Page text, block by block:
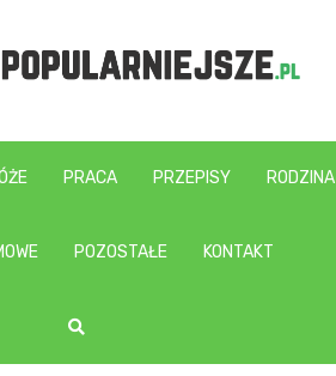
PRACA PRZEPISY RODZINA
POZOSTAŁE KONTAKT